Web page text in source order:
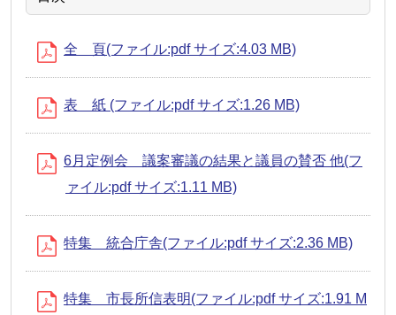
全 頁(ファイル:pdf サイズ:4.03 MB)
表 紙 (ファイル:pdf サイズ:1.26 MB)
6月定例会 議案審議の結果と議員の賛否 他(フ
ァイル:pdf サイズ:1.11 MB)
特集 統合庁舎(ファイル:pdf サイズ:2.36 MB)
特集 市長所信表明(ファイル:pdf サイズ:1.91 M